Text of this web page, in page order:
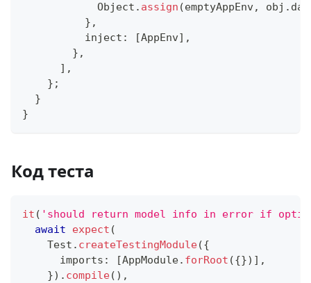
            Object
. assign (emptyAppEnv, obj .
} ,
          inject
: [AppEnv] ,
} ,
] ,
} ;
}
}
Код теста
it ( 'should return model info in error if
await
expect (
    Test
. createTestingModule({
      imports
: [AppModule. forRoot ({}) ] ,
}) . compile( ) ,